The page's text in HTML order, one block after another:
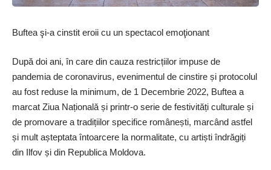
Buftea şi-a cinstit eroii cu un spectacol emoţionant
După doi ani, în care din cauza restricțiilor impuse de
pandemia de coronavirus, evenimentul de cinstire și protocolul
au fost reduse la minimum, de 1 Decembrie 2022, Buftea a
marcat Ziua Națională și ­printr-o serie de festivități culturale și
de promovare a tradițiilor specifice românești, marcând astfel
și mult așteptata întoarcere la normalitate, cu artiști îndrăgiți
din Ilfov și din Republica Moldova.